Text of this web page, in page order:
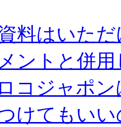
料はいた
ントと併
コジャポ
けてもいい